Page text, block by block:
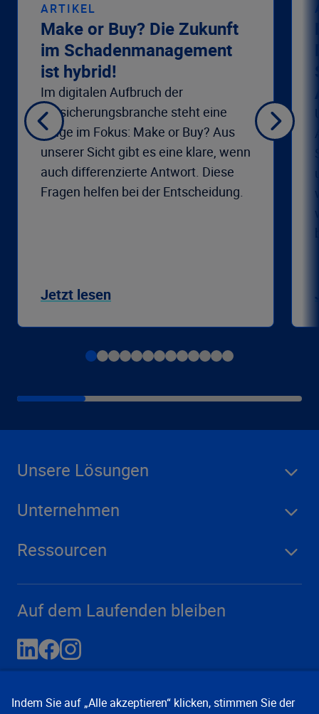
ARTIKEL
Make or Buy? Die Zukunft
im Schadenmanagement
ist hybrid!
Im digitalen Aufbruch der
Versicherungsbranche steht eine
Frage im Fokus: Make or Buy? Aus
unserer Sicht gibt es eine klare, wenn
auch differenzierte Antwort. Diese
Fragen helfen bei der Entscheidung.
Jetzt lesen
Unsere Lösungen
Unternehmen
Ressourcen
Auf dem Laufenden bleiben
Indem Sie auf „Alle akzeptieren“ klicken, stimmen Sie der